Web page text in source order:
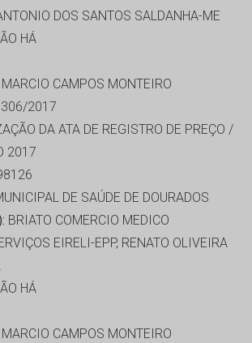
DOS SANTOS SALDANHA-ME
HÁ
CAMPOS MONTEIRO
2017
DA ATA DE REGISTRO DE PREÇO /
2017
DE SAÚDE DE DOURADOS
BRIATO COMERCIO MEDICO
EIRELI-EPP, RENATO OLIVEIRA
HÁ
CAMPOS MONTEIRO